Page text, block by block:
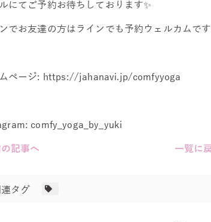
にてご予約お待ちしております✨
でお友達の方はラインでも予約ウェルカムで
ページ: https://jahanavi.jp/comfyyoga
comfy_yoga_by_yuki
記事へ
一覧に
タグ